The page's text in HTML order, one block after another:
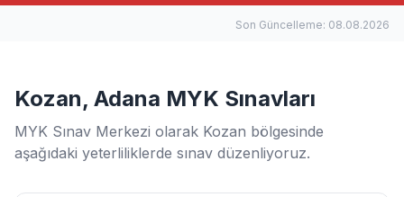
Son Güncelleme: 08.08.2026
Kozan, Adana MYK Sınavları
MYK Sınav Merkezi olarak Kozan bölgesinde
aşağıdaki yeterliliklerde sınav düzenliyoruz.